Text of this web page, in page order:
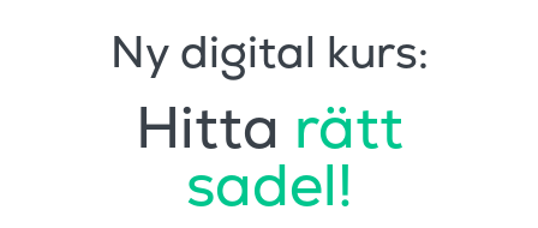
Ny digital kurs:
Hitta rätt
sadel!